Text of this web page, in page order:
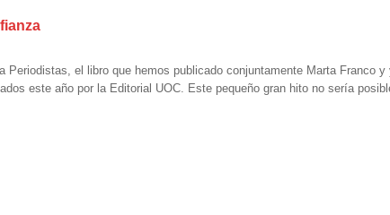
Periodistas, el libro que hemos publicado conjuntamente Marta Franco
este año por la Editorial UOC. Este pequeño gran hito no sería